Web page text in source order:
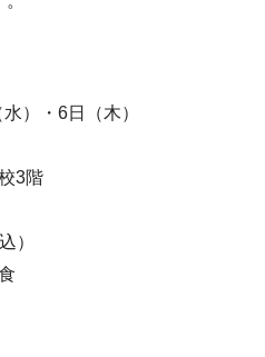
）・6日（木）
3階
）